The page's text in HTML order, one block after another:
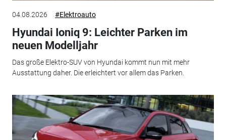
04.08.2026 #Elektroauto
Hyundai Ioniq 9: Leichter Parken im
neuen Modelljahr
Das große Elektro-SUV von Hyundai kommt nun mit mehr
Ausstattung daher. Die erleichtert vor allem das Parken.